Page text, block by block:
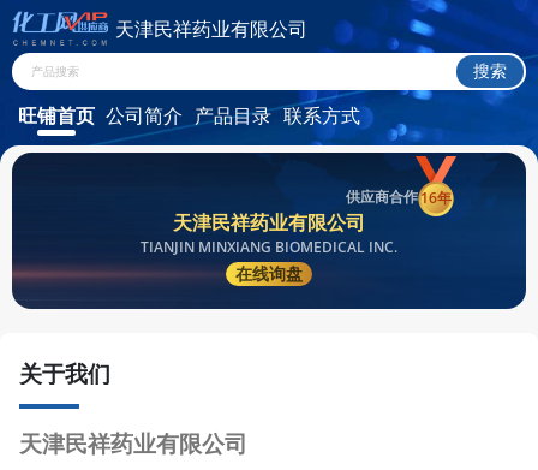
天津民祥药业有限公司
旺铺首页 公司简介 产品目录 联系方式
天津民祥药业有限公司
TIANJIN MINXIANG BIOMEDICAL INC.
在线询盘
供应商合作16年
关于我们
天津民祥药业有限公司